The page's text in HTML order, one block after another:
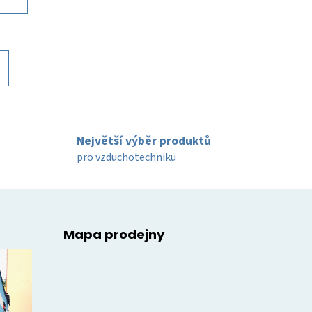
Největší výběr produktů
pro vzduchotechniku
Mapa prodejny